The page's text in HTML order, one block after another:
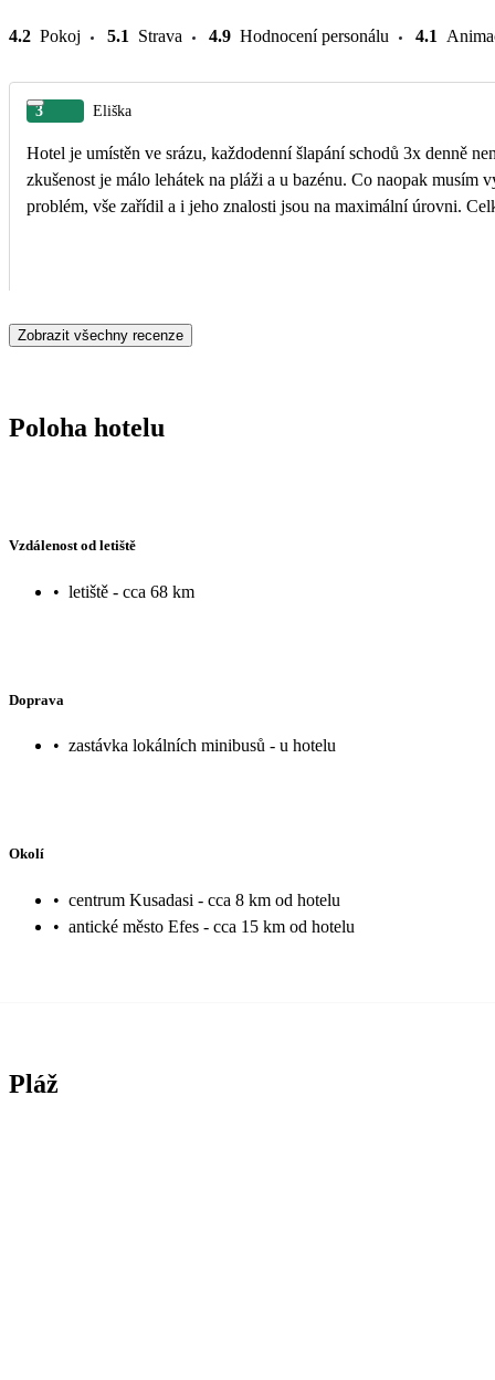
4.2 Pokoj 5.1 Strava 4.9 Hodnocení personálu 4.1
3 Eliška
Hotel je umístěn ve srázu, každodenní šlapání schodů 3x denně
zkušenost je málo lehátek na pláži a u bazénu. Co naopak
problém, vše zařídil a i jeho znalosti jsou na maximální úrovni.
Zobrazit všechny recenze
Poloha hotelu
Vzdálenost od letiště
• letiště - cca 68 km
Doprava
• zastávka lokálních minibusů - u hotelu
Okolí
• centrum Kusadasi - cca 8 km od hotelu
• antické město Efes - cca 15 km od hotelu
Pláž